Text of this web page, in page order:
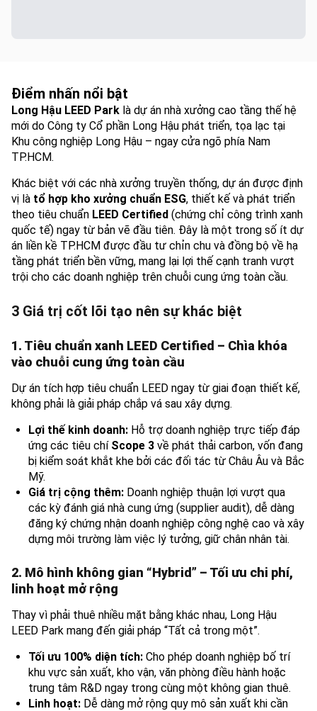
Điểm nhấn nổi bật
Long Hậu LEED Park là dự án nhà xưởng cao tầng thế hệ
mới do Công ty Cổ phần Long Hậu phát triển, tọa lạc tại
Khu công nghiệp Long Hậu – ngay cửa ngõ phía Nam
TP.HCM.
Khác biệt với các nhà xưởng truyền thống, dự án được định
vị là tổ hợp kho xưởng chuẩn ESG, thiết kế và phát triển
theo tiêu chuẩn LEED Certified (chứng chỉ công trình xanh
quốc tế) ngay từ bản vẽ đầu tiên. Đây là một trong số ít dự
án liền kề TP.HCM được đầu tư chỉn chu và đồng bộ về hạ
tầng phát triển bền vững, mang lại lợi thế cạnh tranh vượt
trội cho các doanh nghiệp trên chuỗi cung ứng toàn cầu.
3 Giá trị cốt lõi tạo nên sự khác biệt
1. Tiêu chuẩn xanh LEED Certified – Chìa khóa
vào chuỗi cung ứng toàn cầu
Dự án tích hợp tiêu chuẩn LEED ngay từ giai đoạn thiết kế,
không phải là giải pháp chắp vá sau xây dựng.
Lợi thế kinh doanh: Hỗ trợ doanh nghiệp trực tiếp đáp
ứng các tiêu chí Scope 3 về phát thải carbon, vốn đang
bị kiểm soát khắt khe bởi các đối tác từ Châu Âu và Bắc
Mỹ.
Giá trị cộng thêm: Doanh nghiệp thuận lợi vượt qua
các kỳ đánh giá nhà cung ứng (supplier audit), dễ dàng
đăng ký chứng nhận doanh nghiệp công nghệ cao và xây
dựng môi trường làm việc lý tưởng, giữ chân nhân tài.
2. Mô hình không gian “Hybrid” – Tối ưu chi phí,
linh hoạt mở rộng
Thay vì phải thuê nhiều mặt bằng khác nhau, Long Hậu
LEED Park mang đến giải pháp “Tất cả trong một”.
Tối ưu 100% diện tích: Cho phép doanh nghiệp bố trí
khu vực sản xuất, kho vận, văn phòng điều hành hoặc
trung tâm R&D ngay trong cùng một không gian thuê.
Linh hoạt: Dễ dàng mở rộng quy mô sản xuất khi cần